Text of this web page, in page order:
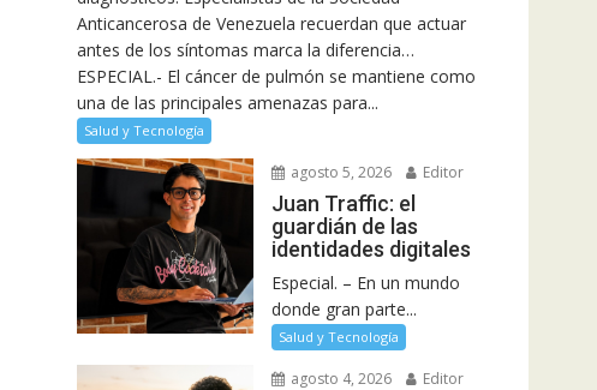
Anticancerosa de Venezuela recuerdan que actuar
antes de los síntomas marca la diferencia…
ESPECIAL.- El cáncer de pulmón se mantiene como
una de las principales amenazas para...
Salud y Tecnología
agosto 5, 2026 Editor
Juan Traffic: el
guardián de las
identidades digitales
Especial. – En un mundo
donde gran parte...
Salud y Tecnología
agosto 4, 2026 Editor